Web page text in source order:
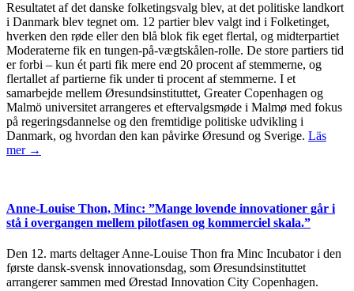
Resultatet af det danske folketingsvalg blev, at det politiske landkort
i Danmark blev tegnet om. 12 partier blev valgt ind i Folketinget,
hverken den røde eller den blå blok fik eget flertal, og midterpartiet
Moderaterne fik en tungen-på-vægtskålen-rolle. De store partiers tid
er forbi – kun ét parti fik mere end 20 procent af stemmerne, og
flertallet af partierne fik under ti procent af stemmerne. I et
samarbejde mellem Øresundsinstituttet, Greater Copenhagen og
Malmö universitet arrangeres et eftervalgsmøde i Malmø med fokus
på regeringsdannelse og den fremtidige politiske udvikling i
Danmark, og hvordan den kan påvirke Øresund og Sverige. Läs
mer →
Anne-Louise Thon, Minc: ”Mange lovende innovationer går i
stå i overgangen mellem pilotfasen og kommerciel skala.”
Den 12. marts deltager Anne-Louise Thon fra Minc Incubator i den
første dansk-svensk innovationsdag, som Øresundsinstituttet
arrangerer sammen med Ørestad Innovation City Copenhagen.